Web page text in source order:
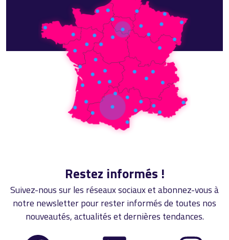
Restez informés !
Suivez-nous sur les réseaux sociaux et abonnez-vous à
notre newsletter pour rester informés de toutes nos
nouveautés, actualités et dernières tendances.